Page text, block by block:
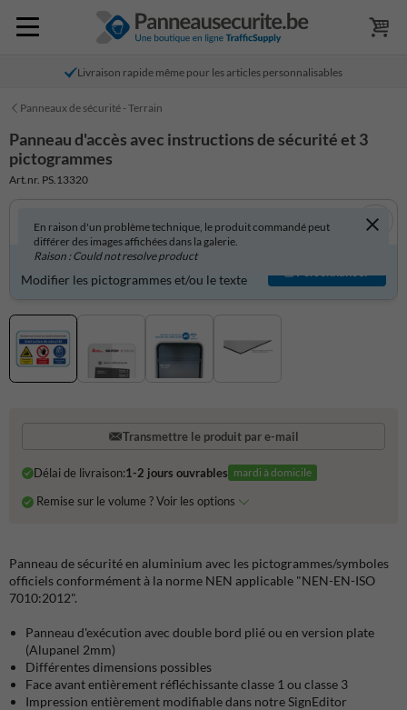
Livraison rapide même pour les articles personnalisables
Panneaux de sécurité - Terrain
Panneau d'accès avec instructions de sécurité et 3
pictogrammes
Art.nr. PS.13320
En raison d'un problème technique, le produit commandé peut
différer des images affichées dans la galerie.
Raison : Could not resolve product
Produit personnalisable ?
Modifier les pictogrammes et/ou le texte
Personnaliser
Transmettre le produit par e-mail
Délai de livraison:1-2 jours ouvrables mardi à domicile
Remise sur le volume ? Voir les options
Panneau de sécurité en aluminium avec les pictogrammes/symboles
officiels conformément à la norme NEN applicable "NEN-EN-ISO
7010:2012".
Panneau d'exécution avec double bord plié ou en version plate
(Alupanel 2mm)
Différentes dimensions possibles
Face avant entièrement réfléchissante classe 1 ou classe 3
Impression entièrement modifiable dans notre SignEditor